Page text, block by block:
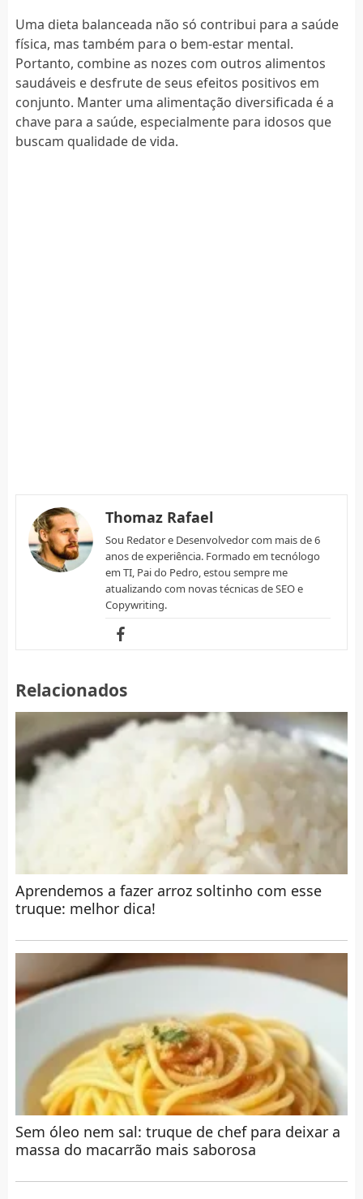
Uma dieta balanceada não só contribui para a saúde
física, mas também para o bem-estar mental.
Portanto, combine as nozes com outros alimentos
saudáveis e desfrute de seus efeitos positivos em
conjunto. Manter uma alimentação diversificada é a
chave para a saúde, especialmente para idosos que
buscam qualidade de vida.
Thomaz Rafael
Sou Redator e Desenvolvedor com mais de 6
anos de experiência. Formado em tecnólogo
em TI, Pai do Pedro, estou sempre me
atualizando com novas técnicas de SEO e
Copywriting.
Relacionados
Aprendemos a fazer arroz soltinho com esse
truque: melhor dica!
Sem óleo nem sal: truque de chef para deixar a
massa do macarrão mais saborosa